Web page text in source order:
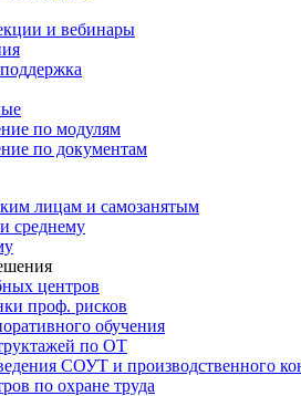
и вебинары
по модулям
по документам
лицам и самозанятым
среднему
центров
проф. рисков
обучения
по ОТ
СОУТ и производственного
по охране труда